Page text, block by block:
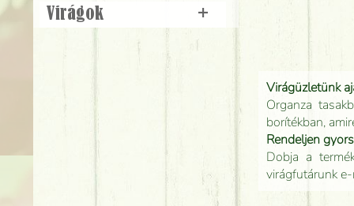
Virágüzletünk
Organza
borítékban,
Rendeljen
Dobja a
virágfutárunk
Virágok
+